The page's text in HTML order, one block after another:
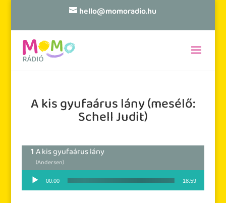
hello@momoradio.hu
A kis gyufaárus lány (mesélő:
Schell Judit)
A kis gyufaárus lány
(Andersen)
Audió lejátszó
00:00 18:59